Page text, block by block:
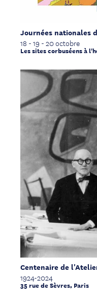
Journées nationales
18 - 19 - 20 octobre
Les sites corbuséens à
Centenaire de
1924-2024
35 rue de Sèvres, Paris